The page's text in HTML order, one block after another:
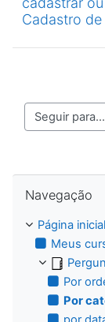
Cadastro de
Seguir para...
Navegação
Página inicial
Meus
Por
Por